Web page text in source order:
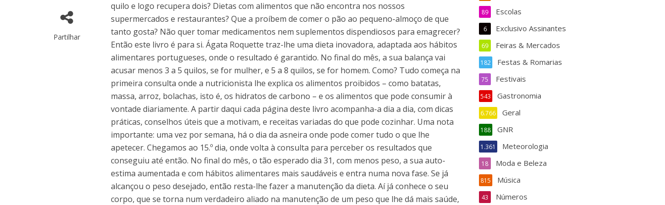
Partilhar
quilo e logo recupera dois? Dietas com alimentos que não encontra nos nossos
supermercados e restaurantes? Que a proíbem de comer o pão ao pequeno-almoço de que
tanto gosta? Não quer tomar medicamentos nem suplementos dispendiosos para emagrecer?
Então este livro é para si. Ágata Roquette traz-lhe uma dieta inovadora, adaptada aos hábitos
alimentares portugueses, onde o resultado é garantido. No final do mês, a sua balança vai
acusar menos 3 a 5 quilos, se for mulher, e 5 a 8 quilos, se for homem. Como? Tudo começa na
primeira consulta onde a nutricionista lhe explica os alimentos proibidos – como batatas,
massa, arroz, bolachas, isto é, os hidratos de carbono – e os alimentos que pode consumir à
vontade diariamente. A partir daqui cada página deste livro acompanha-a dia a dia, com dicas
práticas, conselhos úteis que a motivam, e receitas variadas do que pode cozinhar. Uma nota
importante: uma vez por semana, há o dia da asneira onde pode comer tudo o que lhe
apetecer. Chegamos ao 15.º dia, onde volta à consulta para perceber os resultados que
conseguiu até então. No final do mês, o tão esperado dia 31, com menos peso, a sua auto-
estima aumentada e com hábitos alimentares mais saudáveis e entra numa nova fase. Se já
alcançou o peso desejado, então resta-lhe fazer a manutenção da dieta. Aí já conhece o seu
corpo, que se torna num verdadeiro aliado na manutenção de um peso que lhe dá mais saúde,
Escolas
89
Exclusivo Assinantes
6
Feiras & Mercados
69
Festas & Romarias
182
Festivais
75
Gastronomia
543
Geral
6.766
GNR
188
Meteorologia
1.361
Moda e Beleza
18
Música
815
Números
43